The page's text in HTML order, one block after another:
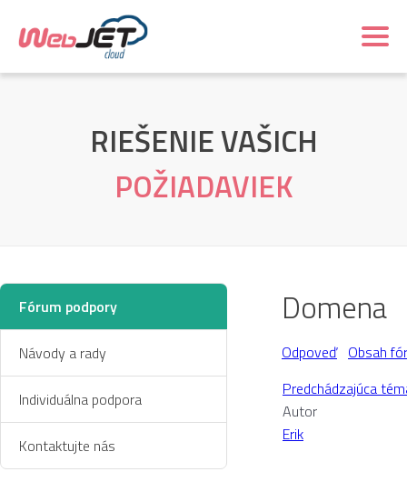
RIEŠENIE VAŠICH
POŽIADAVIEK
Domena
Odpoveď Obsah
Predchádzajúca
Autor
Erik
Fórum podpory
Návody a rady
Individuálna podpora
Kontaktujte nás